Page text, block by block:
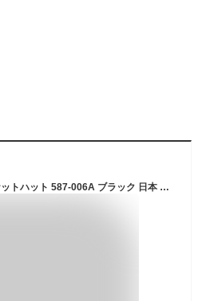
[チャンピオン] Champion バケットハット 587-006A ブラック 日本 58cm (-)